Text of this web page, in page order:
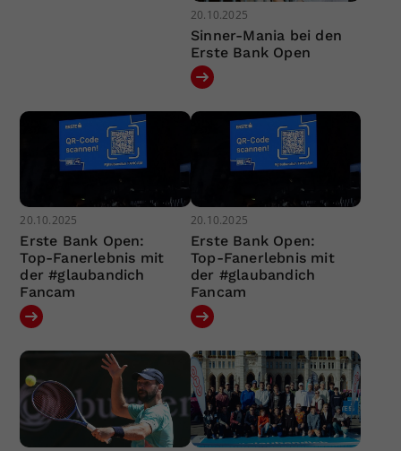
20.10.2025
Sinner-Mania bei den
Erste Bank Open
20.10.2025
Erste Bank Open:
Top-Fanerlebnis mit
der #glaubandich
Fancam
20.10.2025
Erste Bank Open:
Top-Fanerlebnis mit
der #glaubandich
Fancam